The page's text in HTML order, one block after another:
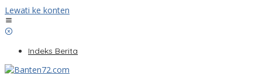
Lewati ke konten
Indeks Berita